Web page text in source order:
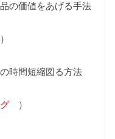
の価値をあげる手法
時間短縮図る方法
）